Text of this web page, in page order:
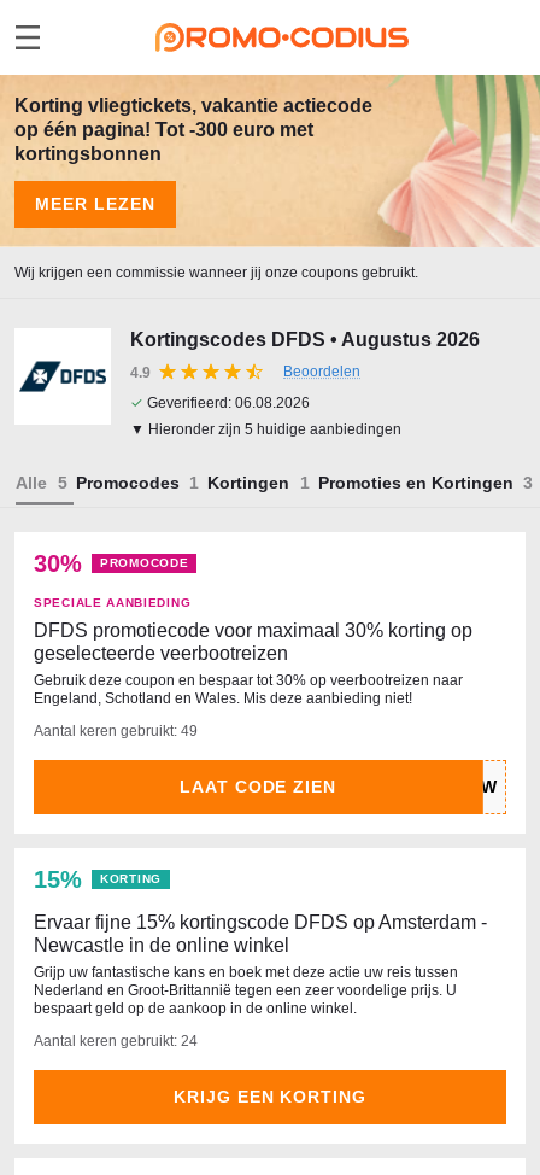
Korting vliegtickets, vakantie actiecode
op één pagina! Tot -300 euro met
kortingsbonnen
MEER LEZEN
Wij krijgen een commissie wanneer jij onze coupons gebruikt.
Kortingscodes DFDS • Augustus 2026
4.9
Beoordelen
✓ Geverifieerd: 06.08.2026
▼ Hieronder zijn 5 huidige aanbiedingen
Alle Promocodes Kortingen Promoties en Kortingen
30% PROMOCODE
SPECIALE AANBIEDING
DFDS promotiecode voor maximaal 30% korting op
geselecteerde veerbootreizen
Gebruik deze coupon en bespaar tot 30% op veerbootreizen naar
Engeland, Schotland en Wales. Mis deze aanbieding niet!
Aantal keren gebruikt: 49
LAAT CODE ZIEN
15% KORTING
Ervaar fijne 15% kortingscode DFDS op Amsterdam -
Newcastle in de online winkel
Grijp uw fantastische kans en boek met deze actie uw reis tussen
Nederland en Groot-Brittannië tegen een zeer voordelige prijs. U
bespaart geld op de aankoop in de online winkel.
Aantal keren gebruikt: 24
KRIJG EEN KORTING